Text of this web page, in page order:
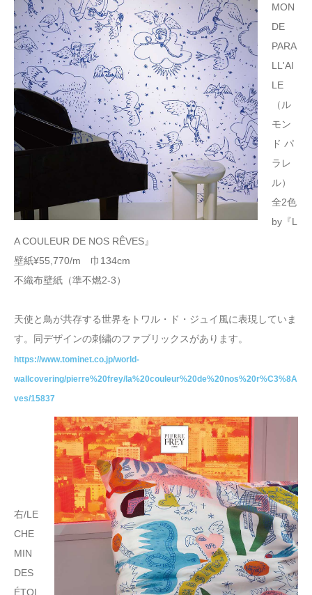
MON
DE
PARA
LL'AI
LE
（ル
モン
ド パ
ラレ
ル）
全2色
by『L
A COULEUR DE NOS RÊVES』
壁紙¥55,770/m 巾134cm
不織布壁紙（準不燃2-3）
天使と鳥が共存する世界をトワル・ド・ジュイ風に表現していま
す。同デザインの刺繍のファブリックスがあります。
https://www.tominet.co.jp/world-
wallcovering/pierre%20frey/la%20couleur%20de%20nos%20r%C3%8A
ves/15837
右/LE
CHE
MIN
DES
ÉTOI